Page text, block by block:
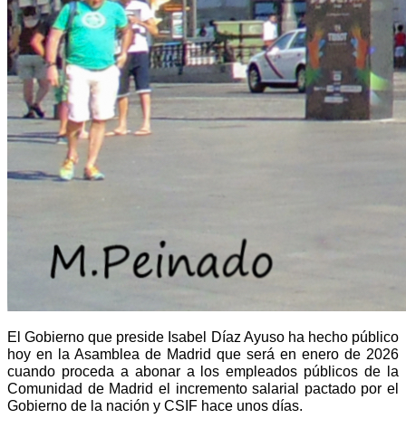
El Gobierno que preside Isabel Díaz Ayuso ha hecho público
hoy en la Asamblea de Madrid que será en enero de 2026
cuando proceda a abonar a los empleados públicos de la
Comunidad de Madrid el incremento salarial pactado por el
Gobierno de la nación y CSIF hace unos días.